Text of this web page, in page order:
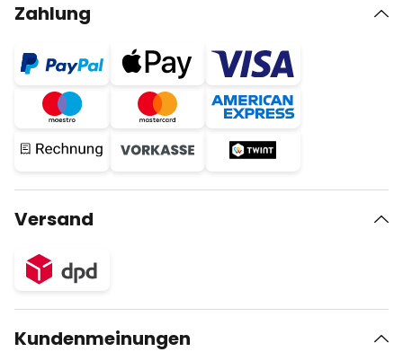
Zahlung
Versand
Kundenmeinungen